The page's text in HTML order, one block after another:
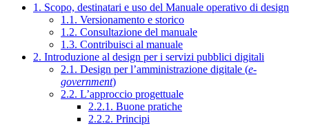
1. Scopo, destinatari e uso del Manuale operativo di design
1.1. Versionamento e storico
1.2. Consultazione del manuale
1.3. Contribuisci al manuale
2. Introduzione al design per i servizi pubblici digitali
2.1. Design per l’amministrazione digitale (e-
government)
2.2. L’approccio progettuale
2.2.1. Buone pratiche
2.2.2. Principi